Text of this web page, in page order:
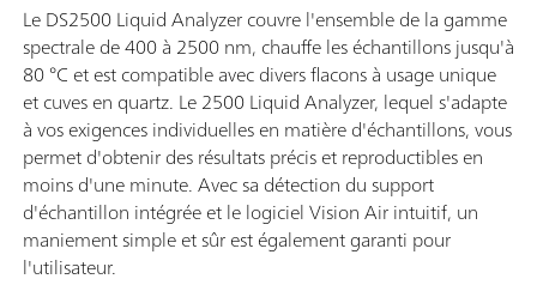
Le DS2500 Liquid Analyzer couvre l'ensemble de la gamme
spectrale de 400 à 2500 nm, chauffe les échantillons jusqu'à
80 °C et est compatible avec divers flacons à usage unique
et cuves en quartz. Le 2500 Liquid Analyzer, lequel s'adapte
à vos exigences individuelles en matière d'échantillons, vous
permet d'obtenir des résultats précis et reproductibles en
moins d'une minute. Avec sa détection du support
d'échantillon intégrée et le logiciel Vision Air intuitif, un
maniement simple et sûr est également garanti pour
l'utilisateur.